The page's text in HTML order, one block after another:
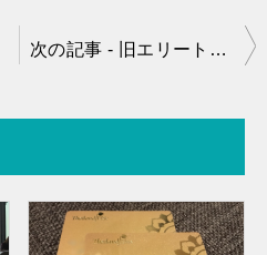
次の記事 - 旧エリートカード取得までの道のり その１ エージェン捜索編